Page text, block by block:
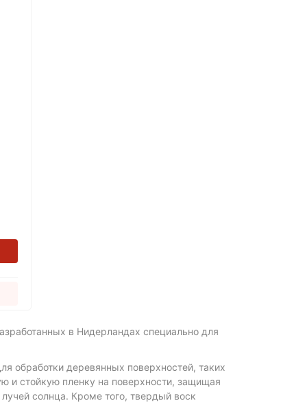
в Нидерландах специально для
обработки деревянных поверхностей, таких
и стойкую пленку на поверхности, защищая
солнца. Кроме того, твердый воск